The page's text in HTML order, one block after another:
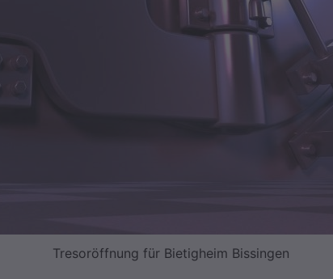
Tresoröffnung für Bietigheim Bissingen